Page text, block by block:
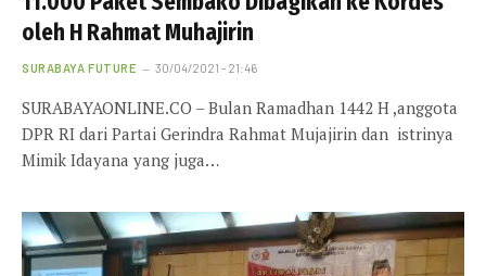
oleh H Rahmat Muhajirin
SURABAYA FUTURE 30/04/2021 - 21:46
SURABAYAONLINE.CO – Bulan Ramadhan 1442 H ,anggota
DPR RI dari Partai Gerindra Rahmat Mujajirin dan istrinya
Mimik Idayana yang juga…